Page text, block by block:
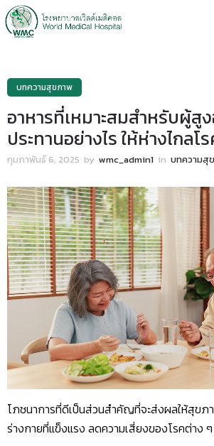
บทความสุขภาพ
อาหารที่เหมาะสมสำหรับผู้สู
ประทานอย่างไร ให้ห่างไกลโ
กุมภาพันธ์ 6, 2025 by wmc_admin1 in บทความสุ
โภชนาการที่ดีเป็นส่วนสำคัญที่จะส่งผลให้สุข
ร่างกายที่แข็งแรง ลดความเสี่ยงของโรคต่าง ๆ